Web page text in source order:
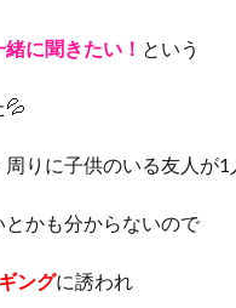
に聞きたい！ という
💦
りに子供のいる友人が
かも分からないので
ングに誘われ